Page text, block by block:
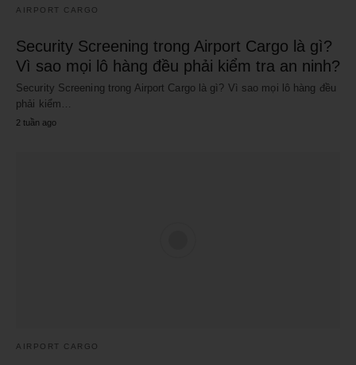
AIRPORT CARGO
Security Screening trong Airport Cargo là gì?
Vì sao mọi lô hàng đều phải kiểm tra an ninh?
Security Screening trong Airport Cargo là gì? Vì sao mọi lô hàng đều
phải kiểm…
2 tuần ago
AIRPORT CARGO